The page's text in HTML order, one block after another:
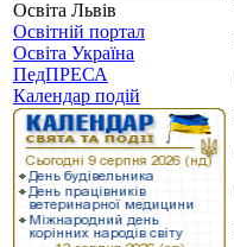
Освіта Львів
Освітній портал
Освіта Україна
ПедПРЕСА
Календар подій